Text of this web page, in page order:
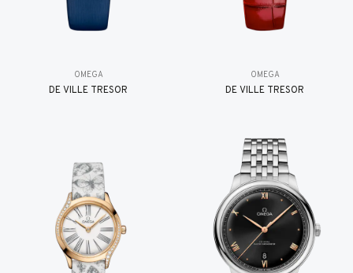
OMEGA
DE VILLE TRESOR
OMEGA
DE VILLE TRESOR